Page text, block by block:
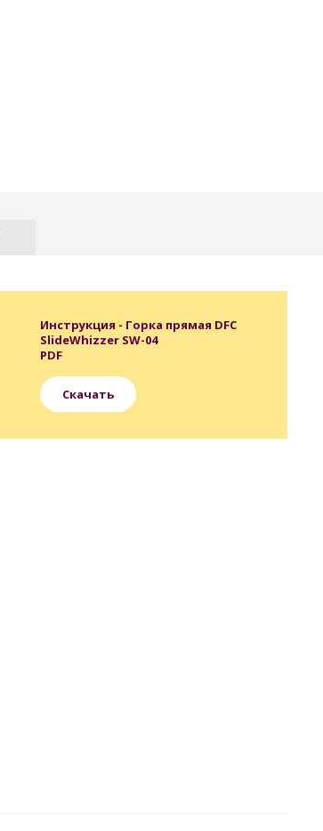
Инструкция - Горка прямая DFC
SlideWhizzer SW-04
PDF
Скачать